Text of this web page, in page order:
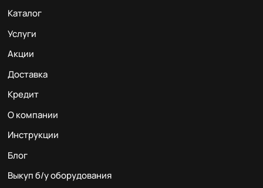
Каталог
Услуги
Акции
Доставка
Кредит
О компании
Инструкции
Блог
Выкуп б/у оборудования